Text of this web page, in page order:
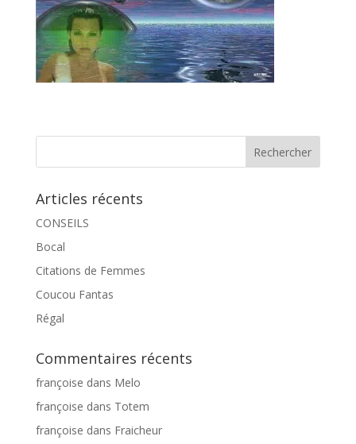
Articles récents
CONSEILS
Bocal
Citations de Femmes
Coucou Fantas
Régal
Commentaires récents
françoise dans Melo
françoise dans Totem
françoise dans Fraicheur